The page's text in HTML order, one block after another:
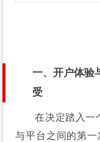
一、开户体验
受
在决定踏入一
与平台之间的第一